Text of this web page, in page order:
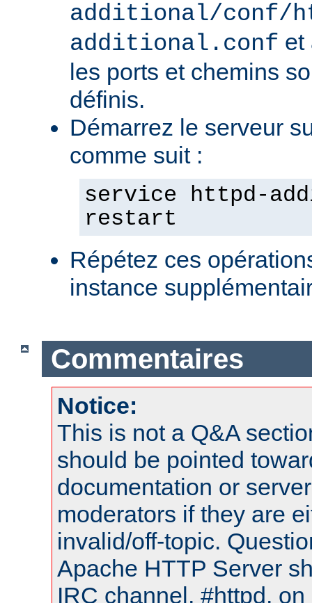
additional/conf/
additional.conf et
les ports et chemins
définis.
Démarrez le serveur
comme suit :
service httpd-
restart
Répétez ces
instance
Commentaires
Notice:
This is not a Q&A
should be pointed
documentation or
moderators if they are
invalid/off-topic.
Apache HTTP Server
IRC channel, #httpd,